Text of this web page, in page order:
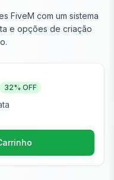
FiveM com um sistema
e opções de criação
32% OFF